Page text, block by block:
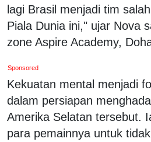
lagi Brasil menjadi tim
Piala Dunia ini," ujar Nova
zone Aspire Academy,
Sponsored
Kekuatan mental menjadi
dalam persiapan
Amerika Selatan tersebut.
para pemainnya untuk